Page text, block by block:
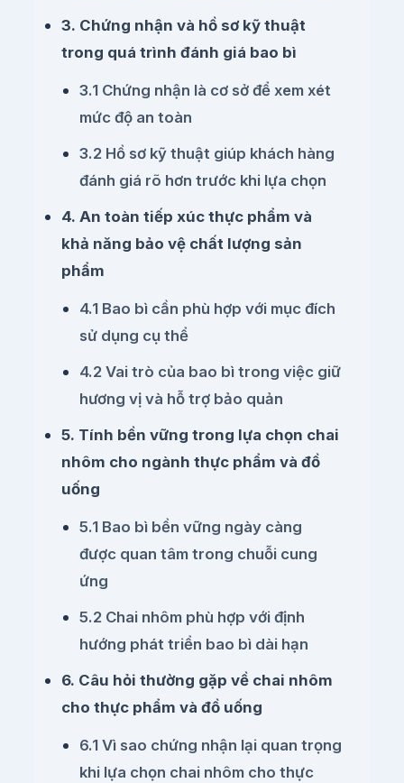
3. Chứng nhận và hồ sơ kỹ thuật
trong quá trình đánh giá bao bì
3.1 Chứng nhận là cơ sở để xem xét
mức độ an toàn
3.2 Hồ sơ kỹ thuật giúp khách hàng
đánh giá rõ hơn trước khi lựa chọn
4. An toàn tiếp xúc thực phẩm và
khả năng bảo vệ chất lượng sản
phẩm
4.1 Bao bì cần phù hợp với mục đích
sử dụng cụ thể
4.2 Vai trò của bao bì trong việc giữ
hương vị và hỗ trợ bảo quản
5. Tính bền vững trong lựa chọn chai
nhôm cho ngành thực phẩm và đồ
uống
5.1 Bao bì bền vững ngày càng
được quan tâm trong chuỗi cung
ứng
5.2 Chai nhôm phù hợp với định
hướng phát triển bao bì dài hạn
6. Câu hỏi thường gặp về chai nhôm
cho thực phẩm và đồ uống
6.1 Vì sao chứng nhận lại quan trọng
khi lựa chọn chai nhôm cho thực